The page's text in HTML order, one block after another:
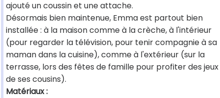
ajouté un coussin et une attache.
Désormais bien maintenue, Emma est partout bien
installée : à la maison comme à la crèche, à l'intérieur
(pour regarder la télévision, pour tenir compagnie à sa
maman dans la cuisine), comme à l'extérieur (sur la
terrasse, lors des fêtes de famille pour profiter des jeux
de ses cousins).
Matériaux :